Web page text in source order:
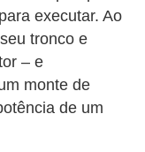
executar. Ao
tronco e
– e
monte de
de um